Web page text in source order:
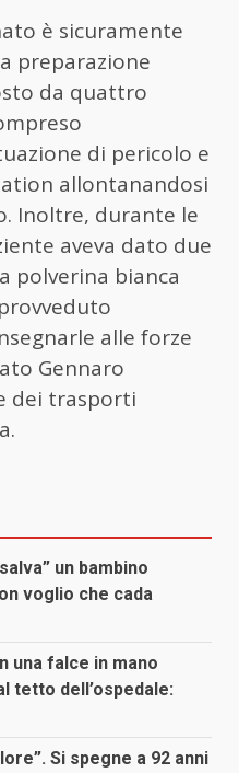
è sicuramente
preparazione
da quattro
di pericolo e
allontanandosi
Inoltre, durante le
aveva dato due
polverina bianca
alle forze
Gennaro
dei trasporti
un bambino
voglio che cada
una falce in mano
tetto dell’ospedale:
Si spegne a 92 anni